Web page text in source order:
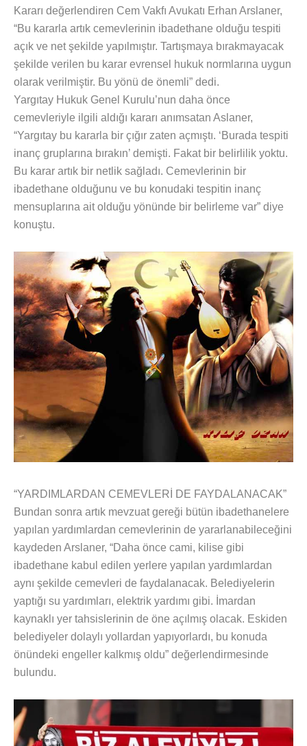
Kararı değerlendiren Cem Vakfı Avukatı Erhan Arslaner,
“Bu kararla artık cemevlerinin ibadethane olduğu tespiti
açık ve net şekilde yapılmıştır. Tartışmaya bırakmayacak
şekilde verilen bu karar evrensel hukuk normlarına uygun
olarak verilmiştir. Bu yönü de önemli” dedi.
Yargıtay Hukuk Genel Kurulu’nun daha önce
cemevleriyle ilgili aldığı kararı anımsatan Aslaner,
“Yargıtay bu kararla bir çığır zaten açmıştı. ‘Burada tespiti
inanç gruplarına bırakın’ demişti. Fakat bir belirlilik yoktu.
Bu karar artık bir netlik sağladı. Cemevlerinin bir
ibadethane olduğunu ve bu konudaki tespitin inanç
mensuplarına ait olduğu yönünde bir belirleme var” diye
konuştu.
“YARDIMLARDAN CEMEVLERİ DE FAYDALANACAK”
Bundan sonra artık mevzuat gereği bütün ibadethanelere
yapılan yardımlardan cemevlerinin de yararlanabileceğini
kaydeden Arslaner, “Daha önce cami, kilise gibi
ibadethane kabul edilen yerlere yapılan yardımlardan
aynı şekilde cemevleri de faydalanacak. Belediyelerin
yaptığı su yardımları, elektrik yardımı gibi. İmardan
kaynaklı yer tahsislerinin de öne açılmış olacak. Eskiden
belediyeler dolaylı yollardan yapıyorlardı, bu konuda
önündeki engeller kalkmış oldu” değerlendirmesinde
bulundu.